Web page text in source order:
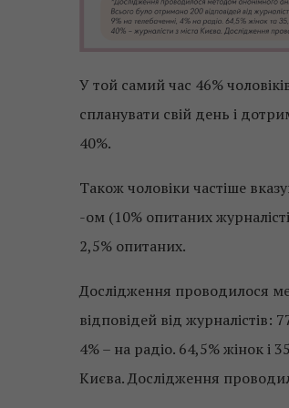
У той самий час 46%
спланувати свій день і
40%.
Також чоловіки частіше
-ом (10% опитаних
2,5% опитаних.
Дослідження проводилося
відповідей від
4% – на радіо. 64,5% жінок і
Києва. Дослідження